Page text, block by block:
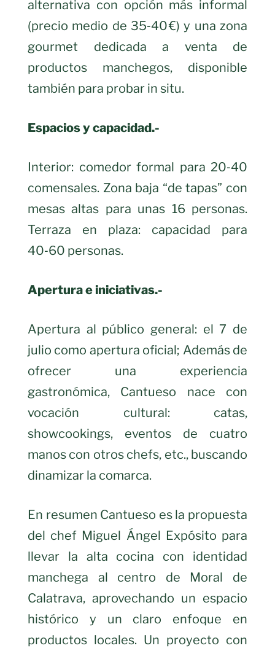
alternativa con opción más informal
(precio medio de 35‑40 €) y una zona
gourmet dedicada a venta de
productos manchegos, disponible
también para probar in situ.
Espacios y capacidad.-
Interior: comedor formal para 20‑40
comensales. Zona baja “de tapas” con
mesas altas para unas 16 personas.
Terraza en plaza: capacidad para
40‑60 personas.
Apertura e iniciativas.-
Apertura al público general: el 7 de
julio como apertura oficial; Además de
ofrecer una experiencia
gastronómica, Cantueso nace con
vocación cultural: catas,
showcookings, eventos de cuatro
manos con otros chefs, etc., buscando
dinamizar la comarca.
En resumen Cantueso es la propuesta
del chef Miguel Ángel Expósito para
llevar la alta cocina con identidad
manchega al centro de Moral de
Calatrava, aprovechando un espacio
histórico y un claro enfoque en
productos locales. Un proyecto con